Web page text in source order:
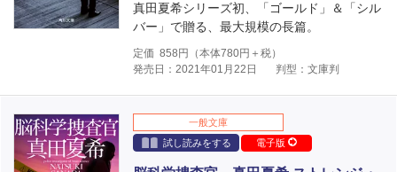
真田夏希シリーズ初、「ゴールド」＆「シル
バー」で贈る、最大規模の長篇。
定価 858 円（本体780円＋税）
発売日：2021年01月22日
判型：文庫判
一般文庫
試し読みをする
電子版